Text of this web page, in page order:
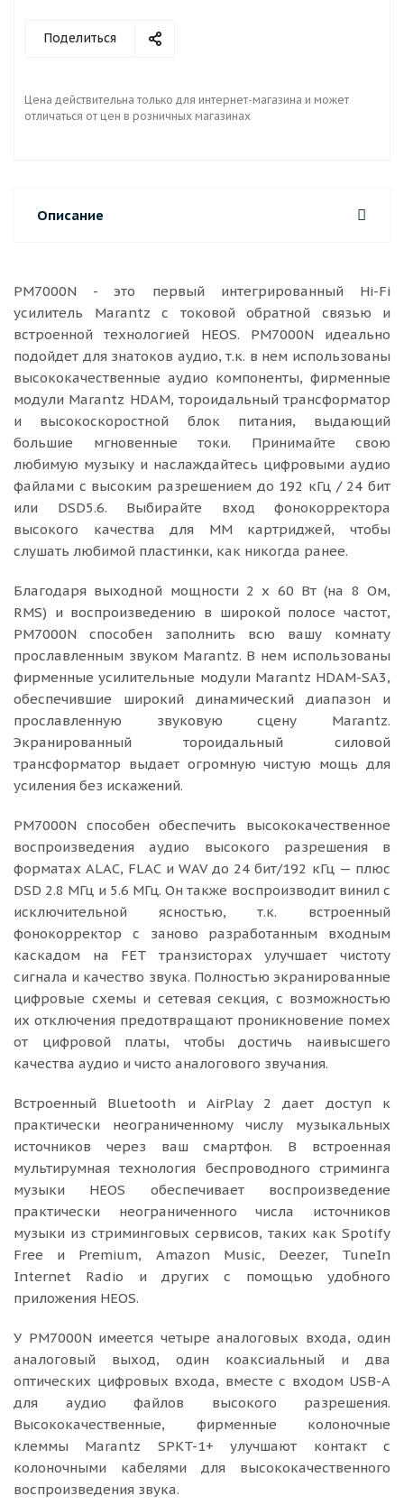
Поделиться
Цена действительна только для интернет-магазина и может
отличаться от цен в розничных магазинах
Описание
PM7000N - это первый интегрированный Hi-Fi
усилитель Marantz с токовой обратной связью и
встроенной технологией HEOS. PM7000N идеально
подойдет для знатоков аудио, т.к. в нем использованы
высококачественные аудио компоненты, фирменные
модули Marantz HDAM, тороидальный трансформатор
и высокоскоростной блок питания, выдающий
большие мгновенные токи. Принимайте свою
любимую музыку и наслаждайтесь цифровыми аудио
файлами с высоким разрешением до 192 кГц / 24 бит
или DSD5.6. Выбирайте вход фонокорректора
высокого качества для ММ картриджей, чтобы
слушать любимой пластинки, как никогда ранее.
Благодаря выходной мощности 2 х 60 Вт (на 8 Ом,
RMS) и воспроизведению в широкой полосе частот,
PM7000N способен заполнить всю вашу комнату
прославленным звуком Marantz. В нем использованы
фирменные усилительные модули Marantz HDAM-SA3,
обеспечившие широкий динамический диапазон и
прославленную звуковую сцену Marantz.
Экранированный тороидальный силовой
трансформатор выдает огромную чистую мощь для
усиления без искажений.
PM7000N способен обеспечить высококачественное
воспроизведения аудио высокого разрешения в
форматах ALAC, FLAC и WAV до 24 бит/192 кГц — плюс
DSD 2.8 МГц и 5.6 МГц. Он также воспроизводит винил с
исключительной ясностью, т.к. встроенный
фонокорректор с заново разработанным входным
каскадом на FET транзисторах улучшает чистоту
сигнала и качество звука. Полностью экранированные
цифровые схемы и сетевая секция, с возможностью
их отключения предотвращают проникновение помех
от цифровой платы, чтобы достичь наивысшего
качества аудио и чисто аналогового звучания.
Встроенный Bluetooth и AirPlay 2 дает доступ к
практически неограниченному числу музыкальных
источников через ваш смартфон. В встроенная
мультирумная технология беспроводного стриминга
музыки HEOS обеспечивает воспроизведение
практически неограниченного числа источников
музыки из стриминговых сервисов, таких как Spotify
Free и Premium, Amazon Music, Deezer, TuneIn
Internet Radio и других с помощью удобного
приложения HEOS.
У PM7000N имеется четыре аналоговых входа, один
аналоговый выход, один коаксиальный и два
оптических цифровых входа, вместе с входом USB-A
для аудио файлов высокого разрешения.
Высококачественные, фирменные колоночные
клеммы Marantz SPKT-1+ улучшают контакт с
колоночными кабелями для высококачественного
воспроизведения звука.